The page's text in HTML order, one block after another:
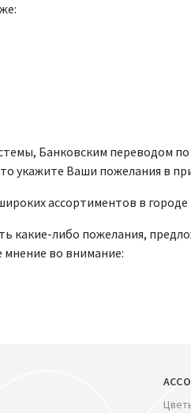
Банковским переводом
укажите Ваши пожелания в
ассортиментов в городе
какие-либо пожелания,
во внимание: